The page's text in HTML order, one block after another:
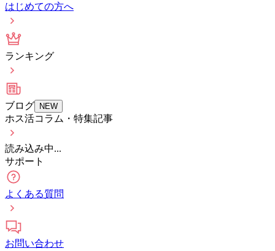
はじめての方へ
ランキング
ブログ NEW
ホス活コラム・特集記事
読み込み中...
サポート
よくある質問
お問い合わせ